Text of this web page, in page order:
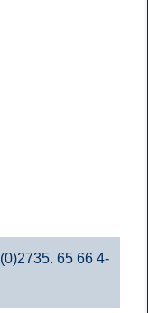
65 66 4-